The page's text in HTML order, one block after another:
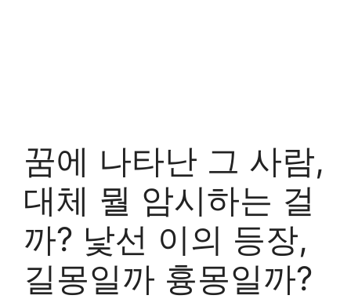
꿈에 나타난 그 사람,
대체 뭘 암시하는 걸
까? 낯선 이의 등장,
길몽일까 흉몽일까?